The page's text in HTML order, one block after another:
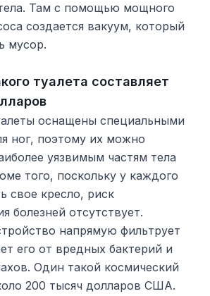
Там с помощью мощного
создается вакуум, который
мусор.
туалета составляет
оснащены специальными
ног, поэтому их можно
уязвимым частям тела
того, поскольку у каждого
свое кресло, риск
болезней отсутствует.
напрямую фильтрует
его от вредных бактерий и
Один такой космический
200 тысяч долларов США.